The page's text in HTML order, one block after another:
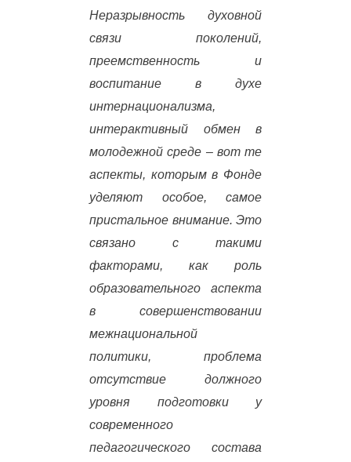
Неразрывность духовной
связи поколений,
преемственность и
воспитание в духе
интернационализма,
интерактивный обмен в
молодежной среде – вот те
аспекты, которым в Фонде
уделяют особое, самое
пристальное внимание. Это
связано с такими
факторами, как роль
образовательного аспекта
в совершенствовании
межнациональной
политики, проблема
отсутствие должного
уровня подготовки у
современного
педагогического состава